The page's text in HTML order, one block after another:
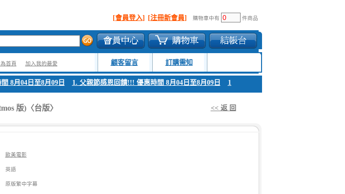
[會員登入] [注冊新會員] 購物車中有 件商品
首頁 加入我的最愛 顧客留言 訂購需知
04日至8月09日 1. 父親節感恩回饋!!! 優惠時間 8月04日至8月09日 1. 父親節感恩回饋!!! 優惠時間 8月04日至
版)〈台版〉 << 返 回
歐美電影
英語
原版繁中字幕